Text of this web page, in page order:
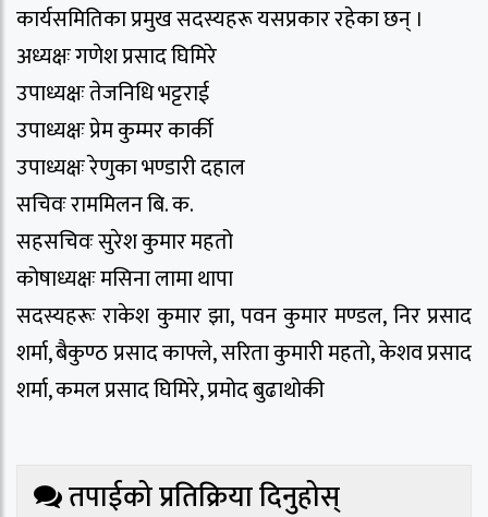
कार्यसमितिका प्रमुख सदस्यहरू यसप्रकार रहेका छन् ।
अध्यक्षः गणेश प्रसाद घिमिरे
उपाध्यक्षः तेजनिधि भट्टराई
उपाध्यक्षः प्रेम कुम्मर कार्की
उपाध्यक्षः रेणुका भण्डारी दहाल
सचिवः राममिलन बि. क.
सहसचिवः सुरेश कुमार महतो
कोषाध्यक्षः मसिना लामा थापा
सदस्यहरूः राकेश कुमार झा, पवन कुमार मण्डल, निर प्रसाद
शर्मा, बैकुण्ठ प्रसाद काफ्ले, सरिता कुमारी महतो, केशव प्रसाद
शर्मा, कमल प्रसाद घिमिरे, प्रमोद बुढाथोकी
तपाईको प्रतिक्रिया दिनुहोस्